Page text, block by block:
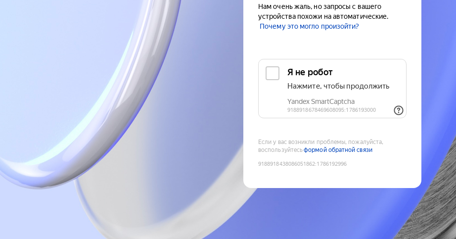
Нам очень жаль, но запросы с вашего
устройства похожи на автоматические.
Почему это могло произойти?
Если у вас возникли проблемы, пожалуйста,
воспользуйтесьформой обратной связи
9188918438086051862:1786192996